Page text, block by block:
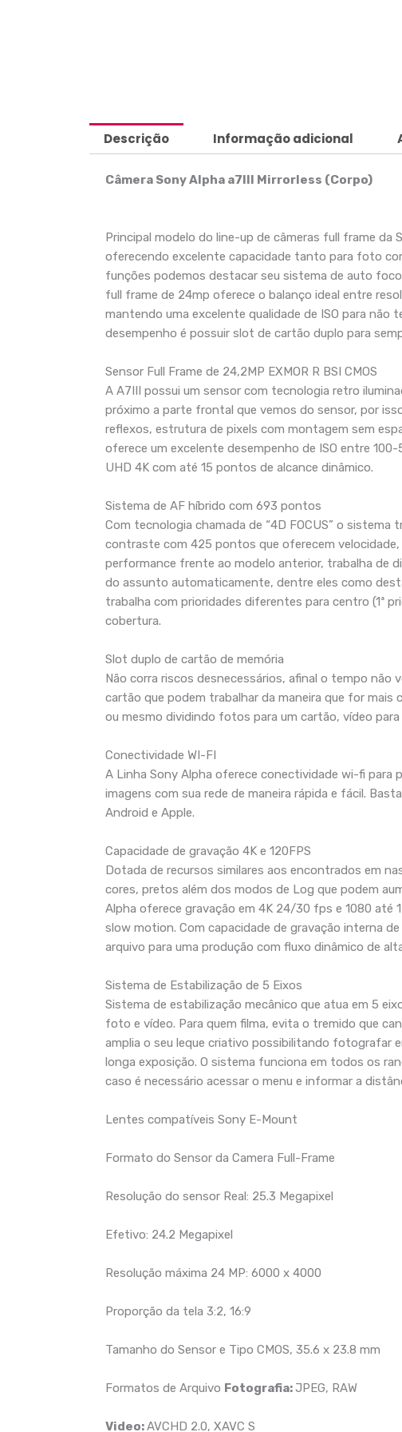
Descrição Informação adicional
Câmera Sony Alpha a7III Mirrorless (Corpo)
Principal modelo do line-up de câmeras full frame da
oferecendo excelente capacidade tanto para foto
funções podemos destacar seu sistema de auto
full frame de 24mp oferece o balanço ideal entre
mantendo uma excelente qualidade de ISO para
desempenho é possuir slot de cartão duplo para
Sensor Full Frame de 24,2MP EXMOR R BSI CMOS
A A7III possui um sensor com tecnologia retro
próximo a parte frontal que vemos do sensor, por
reflexos, estrutura de pixels com montagem sem
oferece um excelente desempenho de ISO entre
UHD 4K com até 15 pontos de alcance dinâmico.
Sistema de AF híbrido com 693 pontos
Com tecnologia chamada de “4D FOCUS” o
contraste com 425 pontos que oferecem
performance frente ao modelo anterior, trabalha de
do assunto automaticamente, dentre eles como
trabalha com prioridades diferentes para centro (1ª
cobertura.
Slot duplo de cartão de memória
Não corra riscos desnecessários, afinal o tempo não
cartão que podem trabalhar da maneira que for mais
ou mesmo dividindo fotos para um cartão, vídeo
Conectividade WI-FI
A Linha Sony Alpha oferece conectividade wi-fi para
imagens com sua rede de maneira rápida e fácil.
Android e Apple.
Capacidade de gravação 4K e 120FPS
Dotada de recursos similares aos encontrados em
cores, pretos além dos modos de Log que podem
Alpha oferece gravação em 4K 24/30 fps e 1080
slow motion. Com capacidade de gravação interna
arquivo para uma produção com fluxo dinâmico de
Sistema de Estabilização de 5 Eixos
Sistema de estabilização mecânico que atua em 5
foto e vídeo. Para quem filma, evita o tremido que
amplia o seu leque criativo possibilitando fotografar
longa exposição. O sistema funciona em todos os
caso é necessário acessar o menu e informar a
Lentes compatíveis Sony E-Mount
Formato do Sensor da Camera Full-Frame
Resolução do sensor Real: 25.3 Megapixel
Efetivo: 24.2 Megapixel
Resolução máxima 24 MP: 6000 x 4000
Proporção da tela 3:2, 16:9
Tamanho do Sensor e Tipo CMOS, 35.6 x 23.8 mm
Formatos de Arquivo Fotografia:JPEG, RAW
Video:AVCHD 2.0, XAVC S